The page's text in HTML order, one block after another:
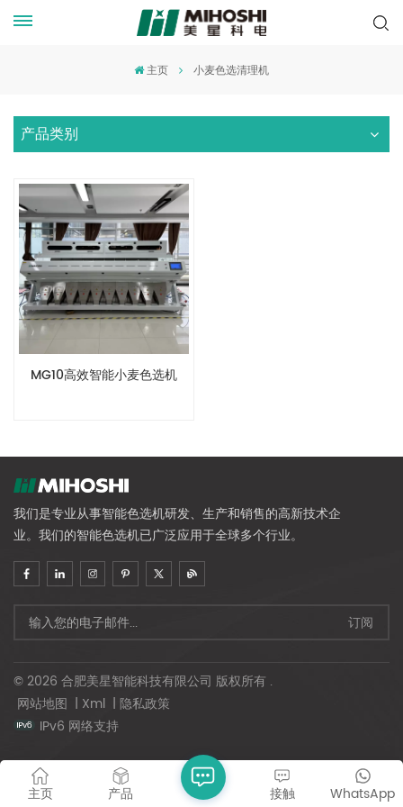
主页 小麦色选清理机
产品类别
MG10高效智能小麦色选机
我们是专业从事智能色选机研发、生产和销售的高新技术企
业。我们的智能色选机已广泛应用于全球多个行业。
© 2026 合肥美星智能科技有限公司 版权所有 .
网站地图 | Xml | 隐私政策
IPv6 网络支持
主页 产品 WhatsApp
接触